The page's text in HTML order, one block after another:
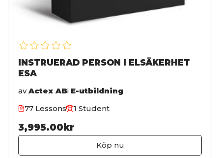
INSTRUERAD PERSON I ELSÄKERHET
ESA
av Actex ABi E-utbildning
77 Lessons
1 Student
3,995.00kr
Köp nu